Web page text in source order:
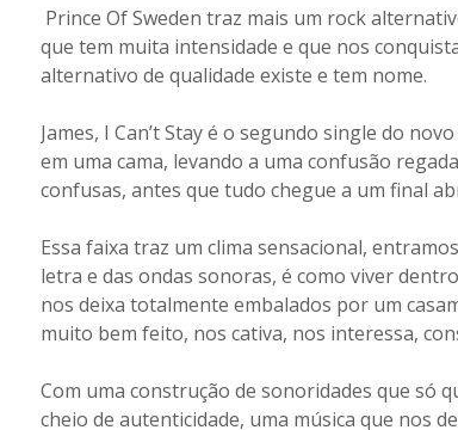
Prince Of Sweden traz mais um rock
que tem muita intensidade e que nos
alternativo de qualidade existe e tem nome.
James, I Can’t Stay é o segundo single do
em uma cama, levando a uma confusão
confusas, antes que tudo chegue a um final
Essa faixa traz um clima sensacional,
letra e das ondas sonoras, é como viver
nos deixa totalmente embalados por um
muito bem feito, nos cativa, nos interessa,
Com uma construção de sonoridades que só
cheio de autenticidade, uma música que nos